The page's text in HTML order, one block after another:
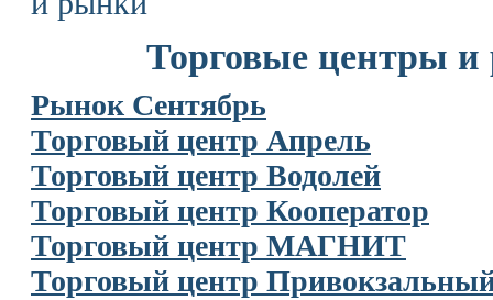
Торговые центры
Рынок Сентябрь
Торговый центр Апрель
Торговый центр Водолей
Торговый центр Кооператор
Торговый центр МАГНИТ
Торговый центр